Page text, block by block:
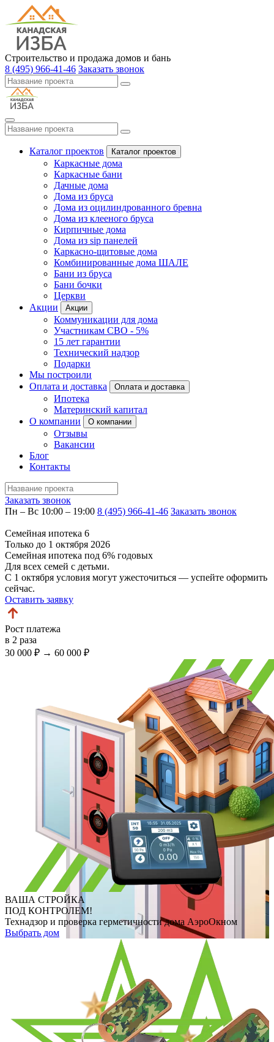
Строительство и продажа домов и бань
8 (495) 966-41-46 Заказать звонок
Каталог проектов Каталог проектов
Каркасные дома
Каркасные бани
Дачные дома
Дома из бруса
Дома из оцилиндрованного бревна
Дома из клееного бруса
Кирпичные дома
Дома из sip панелей
Каркасно-щитовые дома
Комбинированные дома ШАЛЕ
Бани из бруса
Бани бочки
Церкви
Акции
Акции
Коммуникации для дома
Участникам СВО - 5%
15 лет гарантии
Технический надзор
Подарки
Мы построили
Оплата и доставка
Оплата и доставка
Ипотека
Материнский капитал
О компании
О компании
Отзывы
Вакансии
Блог
Контакты
Заказать звонок
Пн – Вс 10:00 – 19:00 8 (495) 966-41-46 Заказать звонок
Семейная ипотека 6
Только до 1 октября 2026
Семейная ипотека под 6% годовых
Для всех семей с детьми.
С 1 октября условия могут ужесточиться — успейте оформить
сейчас.
Оставить заявку
Рост платежа
в 2 раза
30 000 ₽ → 60 000 ₽
ВАША СТРОЙКА
ПОД КОНТРОЛЕМ!
Технадзор и проверка герметичности дома АэроОкном
Выбрать дом